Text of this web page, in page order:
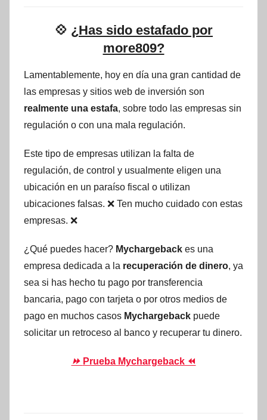
💠 ¿Has sido estafado por
more809?
Lamentablemente, hoy en día una gran cantidad de
las empresas y sitios web de inversión son
realmente una estafa, sobre todo las empresas sin
regulación o con una mala regulación.
Este tipo de empresas utilizan la falta de
regulación, de control y usualmente eligen una
ubicación en un paraíso fiscal o utilizan
ubicaciones falsas. ❌ Ten mucho cuidado con estas
empresas. ❌
¿Qué puedes hacer? Mychargeback es una
empresa dedicada a la recuperación de dinero, ya
sea si has hecho tu pago por transferencia
bancaria, pago con tarjeta o por otros medios de
pago en muchos casos Mychargeback puede
solicitar un retroceso al banco y recuperar tu dinero.
⏩ Prueba Mychargeback ⏪